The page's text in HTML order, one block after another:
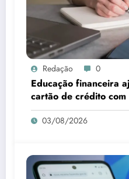
Redação 0
Educação financeira
cartão de crédito
03/08/2026